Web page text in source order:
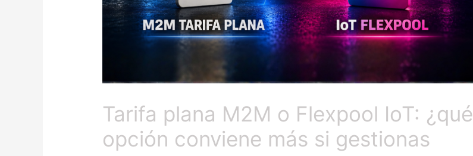
Tarifa plana M2M o Flexpool IoT: ¿qué
opción conviene más si gestionas